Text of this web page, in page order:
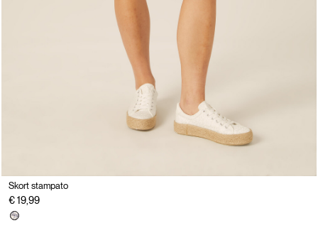
Skort stampato
€ 19,99